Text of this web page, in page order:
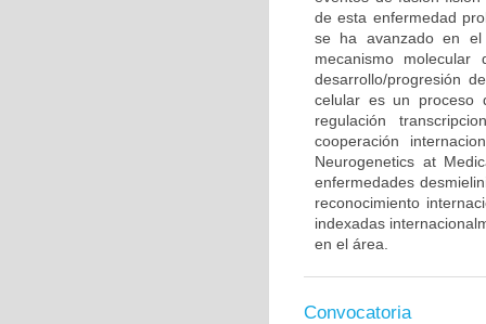
de esta enfermedad
se ha avanzado en el
mecanismo
desarrollo/progresión
celular es un proceso
regulación
cooperación
Neurogenetics at
enfermedades
reconocimiento
indexadas
en el área.
Convocatoria